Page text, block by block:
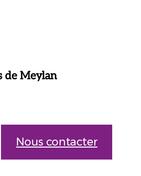
de Meylan
Nous contacter